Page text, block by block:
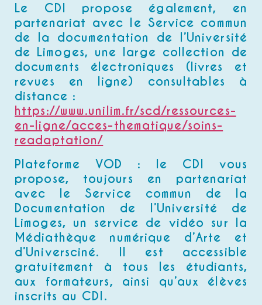
Le CDI propose également, en
partenariat avec le Service commun
de la documentation de l’Université
de Limoges, une large collection de
documents électroniques (livres et
revues en ligne) consultables à
distance :
https://www.unilim.fr/scd/ressources-
en-ligne/acces-thematique/soins-
readaptation/
Plateforme VOD : le CDI vous
propose, toujours en partenariat
avec le Service commun de la
Documentation de l’Université de
Limoges, un service de vidéo sur la
Médiathèque numérique d’Arte et
d’Universciné. Il est accessible
gratuitement à tous les étudiants,
aux formateurs, ainsi qu’aux élèves
inscrits au CDI.